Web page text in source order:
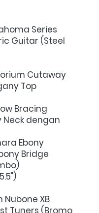
Series
Guitar (Steel
Cutaway
Top
Bracing
Neck dengan
Ebony
Bridge
Nubone XB
Tuners (Bromo